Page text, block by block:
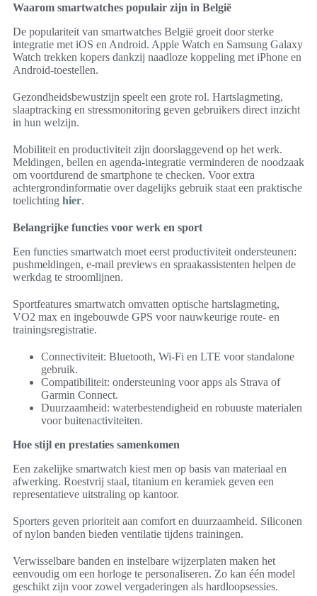
Waarom smartwatches populair zijn in België
De populariteit van smartwatches België groeit door sterke
integratie met iOS en Android. Apple Watch en Samsung Galaxy
Watch trekken kopers dankzij naadloze koppeling met iPhone en
Android-toestellen.
Gezondheidsbewustzijn speelt een grote rol. Hartslagmeting,
slaaptracking en stressmonitoring geven gebruikers direct inzicht
in hun welzijn.
Mobiliteit en productiviteit zijn doorslaggevend op het werk.
Meldingen, bellen en agenda-integratie verminderen de noodzaak
om voortdurend de smartphone te checken. Voor extra
achtergrondinformatie over dagelijks gebruik staat een praktische
toelichting hier.
Belangrijke functies voor werk en sport
Een functies smartwatch moet eerst productiviteit ondersteunen:
pushmeldingen, e-mail previews en spraakassistenten helpen de
werkdag te stroomlijnen.
Sportfeatures smartwatch omvatten optische hartslagmeting,
VO2 max en ingebouwde GPS voor nauwkeurige route- en
trainingsregistratie.
Connectiviteit: Bluetooth, Wi‑Fi en LTE voor standalone
gebruik.
Compatibiliteit: ondersteuning voor apps als Strava of
Garmin Connect.
Duurzaamheid: waterbestendigheid en robuuste materialen
voor buitenactiviteiten.
Hoe stijl en prestaties samenkomen
Een zakelijke smartwatch kiest men op basis van materiaal en
afwerking. Roestvrij staal, titanium en keramiek geven een
representatieve uitstraling op kantoor.
Sporters geven prioriteit aan comfort en duurzaamheid. Siliconen
of nylon banden bieden ventilatie tijdens trainingen.
Verwisselbare banden en instelbare wijzerplaten maken het
eenvoudig om een horloge te personaliseren. Zo kan één model
geschikt zijn voor zowel vergaderingen als hardloopsessies.